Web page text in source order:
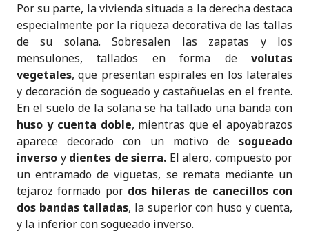
Por su parte, la vivienda situada a la derecha destaca
especialmente por la riqueza decorativa de las tallas
de su solana. Sobresalen las zapatas y los
mensulones, tallados en forma de volutas
vegetales, que presentan espirales en los laterales
y decoración de sogueado y castañuelas en el frente.
En el suelo de la solana se ha tallado una banda con
huso y cuenta doble, mientras que el apoyabrazos
aparece decorado con un motivo de sogueado
inverso y dientes de sierra. El alero, compuesto por
un entramado de viguetas, se remata mediante un
tejaroz formado por dos hileras de canecillos con
dos bandas talladas, la superior con huso y cuenta,
y la inferior con sogueado inverso.